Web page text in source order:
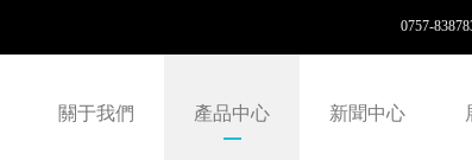
0757-
關于我們 產品中心 新聞中心